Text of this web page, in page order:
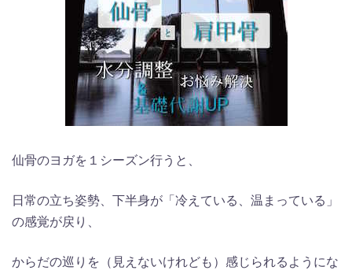
仙骨のヨガを１シーズン行うと、
日常の立ち姿勢、下半身が「冷えている、温まっている」
の感覚が戻り、
からだの巡りを（見えないけれども）感じられるようにな